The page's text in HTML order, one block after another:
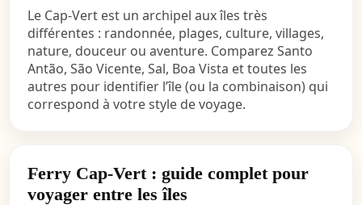
Le Cap-Vert est un archipel aux îles très
différentes : randonnée, plages, culture, villages,
nature, douceur ou aventure. Comparez Santo
Antão, São Vicente, Sal, Boa Vista et toutes les
autres pour identifier l’île (ou la combinaison) qui
correspond à votre style de voyage.
Ferry Cap-Vert : guide complet pour
voyager entre les îles